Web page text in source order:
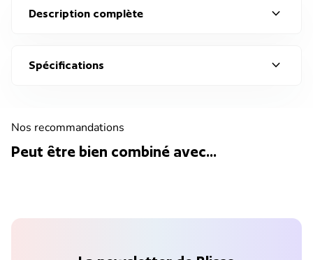
Description complète expand_more
Spécifications expand_more
Nos recommandations
Peut être bien combiné avec...